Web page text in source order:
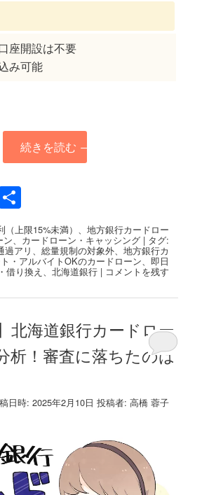
座開設は不要
み可能
続きを読む →
有
（上限15%未満） 、地方銀行カードロー
ン、 カードローン・キャッシング | タグ:
過アリ 、総量規制の対象外 、地方銀行カ
・アルバイトOKのカードローン 、即日
借り換え 、北海道銀行 | コメントを残す
北海道銀行カードロー
析！審査に落ちたのは
日時:2025年2月10日 投稿者:高橋 蓉子